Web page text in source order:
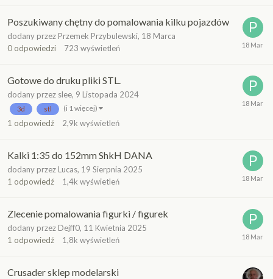
Poszukiwany chętny do pomalowania kilku pojazdów
dodany przez Przemek Przybulewski, 18 Marca
0 odpowiedzi 723 wyświetleń
Gotowe do druku pliki STL.
dodany przez slee, 9 Listopada 2024
3d stl (i 1 więcej)
1 odpowiedź 2,9k wyświetleń
Kalki 1:35 do 152mm ShkH DANA
dodany przez Lucas, 19 Sierpnia 2025
1 odpowiedź 1,4k wyświetleń
Zlecenie pomalowania figurki / figurek
dodany przez Dejff0, 11 Kwietnia 2025
1 odpowiedź 1,8k wyświetleń
Crusader sklep modelarski